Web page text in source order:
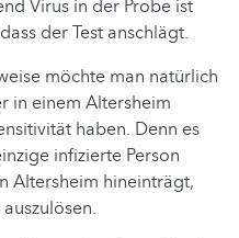
Virus in der Probe ist
der Test anschlägt.
möchte man natürlich
in einem Altersheim
haben. Denn es
infizierte Person
Altersheim hineinträgt,